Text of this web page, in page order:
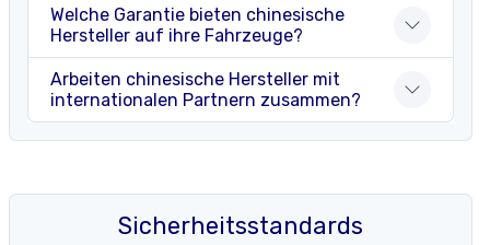
Welche Garantie bieten chinesische
Hersteller auf ihre Fahrzeuge?
Arbeiten chinesische Hersteller mit
internationalen Partnern zusammen?
Sicherheitsstandards